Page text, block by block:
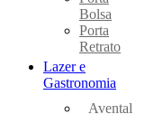
Bolsa
Porta
Retrato
Lazer e
Gastronomia
Avental